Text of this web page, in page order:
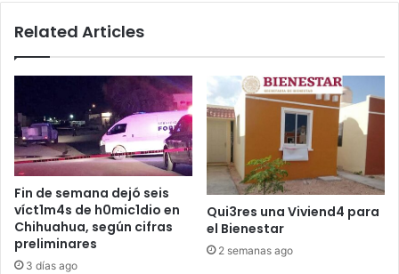
del
Related Articles
Fin de semana dejó seis
víct1m4s de h0mic1dio en
Chihuahua, según cifras
preliminares
3 días ago
Qui3res una Viviend4 para
el Bienestar
2 semanas ago